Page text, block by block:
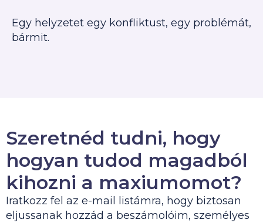
Egy helyzetet egy konfliktust, egy problémát,
bármit.
Szeretnéd tudni, hogy
hogyan tudod magadból
kihozni a maxiumomot?
Iratkozz fel az e-mail listámra, hogy biztosan
eljussanak hozzád a beszámolóim, személyes